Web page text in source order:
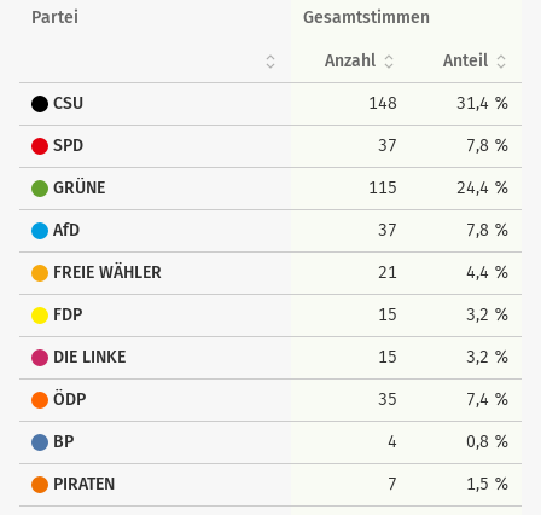
Partei Gesamtstimmen
Anzahl Anteil
CSU 148 31,4 %
SPD 37 7,8 %
GRÜNE 115 24,4 %
AfD 37 7,8 %
FREIE WÄHLER 21 4,4 %
FDP 15 3,2 %
DIE LINKE 15 3,2 %
ÖDP 35 7,4 %
BP 4 0,8 %
PIRATEN 7 1,5 %